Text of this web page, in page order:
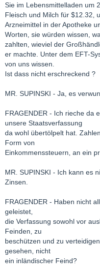
Sie im Lebensmittelladen um
Fleisch und Milch für $12.32,
Arzneimittel in der Apotheke
Worten, sie würden wissen,
zahlten, wieviel der
er machte. Unter dem EFT-
von uns wissen.
Ist dass nicht erschreckend ?
MR. SUPINSKI - Ja, es
FRAGENDER - Ich rieche da
unsere Staatsverfassung
da wohl übertölpelt hat.
Form von
Einkommenssteuern, an ein
MR. SUPINSKI - Ich kann es
Zinsen.
FRAGENDER - Haben nicht
geleistet,
die Verfassung sowohl vor
Feinden, zu
beschützen und zu
gesehen, nicht
ein inländischer Feind?